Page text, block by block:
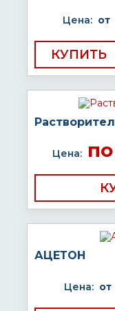
Цена: от
КУПИТЬ
Цена:по
АЦЕТОН
Цена: от